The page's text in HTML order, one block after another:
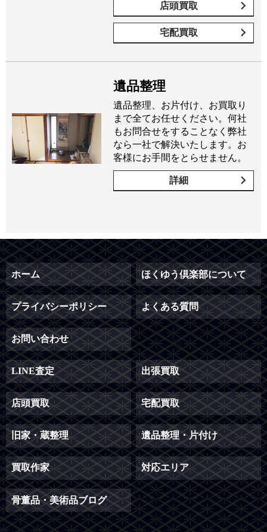
店頭買取
宅配買取
遺品整理
遺品整理、お片付け、お買取り
まで全てお任せください。何社
もお問合せをすることなく弊社
なら一社で解決いたします。お
客様にお手間をとらせません。
詳細
ホーム ほくゆう倶楽部について
プライバシーポリシー よくある質問
お問い合わせ
LINE査定 出張買取
店頭買取 宅配買取
旧家・蔵整理 遺品整理・片付け
買取作家 対応エリア
骨董品・美術品ブログ